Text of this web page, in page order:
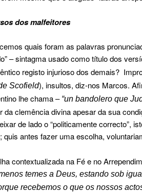
dos malfeitores
quais foram as palavras
– sintagma usado como título dos
registo injurioso dos demais?
Scofield), insultos, diz-nos Marcos.
lhe chama – “un bandolero que
da clemência divina apesar da sua
de lado o “politicamente correcto”,
quis antes fazer uma escolha,
contextualizada na Fé e no
temes a Deus, estando sob
recebemos o que os nossos